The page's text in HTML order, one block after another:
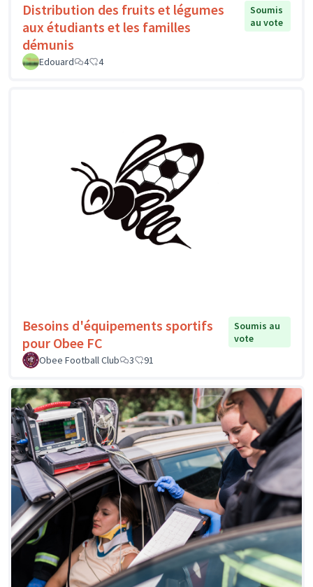
Distribution des fruits et légumes
aux étudiants et les familles
démunis
Soumis
au vote
Edouard 4 4
Besoins d'équipements sportifs
pour Obee FC
Soumis au
vote
Obee Football Club
3 91